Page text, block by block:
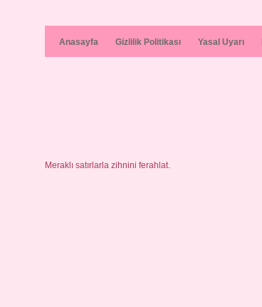
Anasayfa Gizlilik Politikası Yasal Uyarı
Meraklı satırlarla zihnini ferahlat.